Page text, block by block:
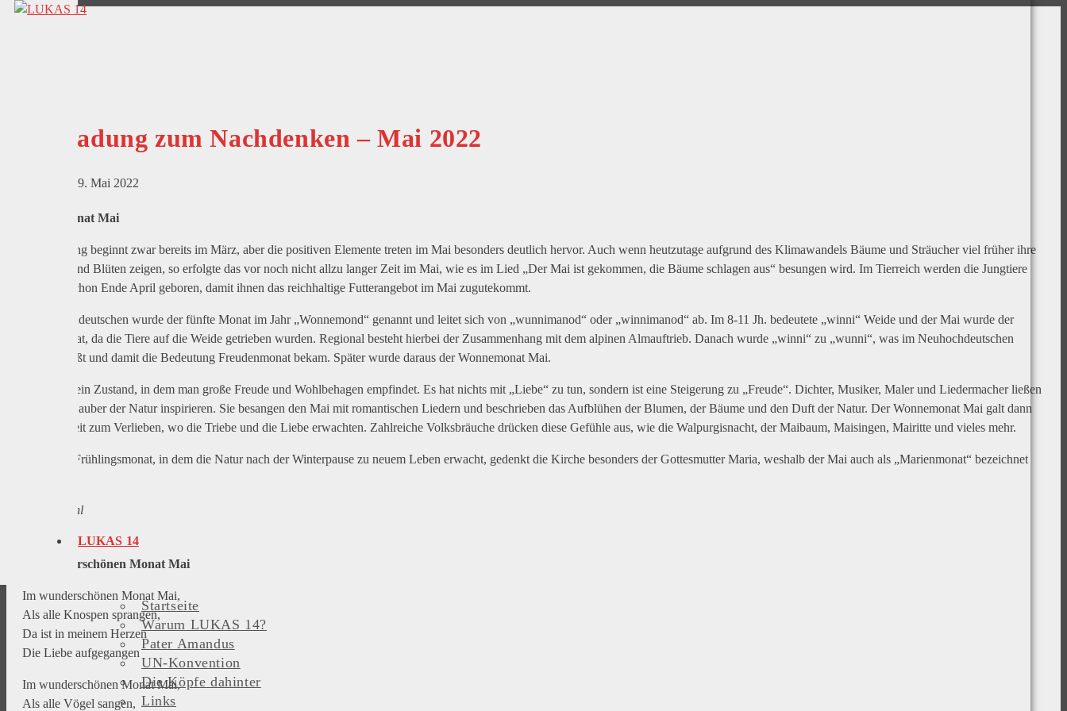
LUKAS 14
Startseite
Warum LUKAS 14?
Pater Amandus
UN-Konvention
Die Köpfe dahinter
Links
Einladung zum Nachdenken – Mai 2022
9. Mai 2022
Wonnemonat Mai
Der Frühling beginnt zwar bereits im März, aber die positiven Elemente treten im Mai besonders deutlich hervor. Auch wenn heutzutage aufgrund des Klimawandels Bäume und Sträucher viel früher ihre
Knospen und Blüten zeigen, so erfolgte das vor noch nicht allzu langer Zeit im Mai, wie es im Lied „Der Mai ist gekommen, die Bäume schlagen aus“ besungen wird. Im Tierreich werden die Jungtiere
meistens schon Ende April geboren, damit ihnen das reichhaltige Futterangebot im Mai zugutekommt.
Im Althochdeutschen wurde der fünfte Monat im Jahr „Wonnemond“ genannt und leitet sich von „wunnimanod“ oder „winnimanod“ ab. Im 8-11 Jh. bedeutete „winni“ Weide und der Mai wurde der
Weidemonat, da die Tiere auf die Weide getrieben wurden. Regional besteht hierbei der Zusammenhang mit dem alpinen Almauftrieb. Danach wurde „winni“ zu „wunni“, was im Neuhochdeutschen
Wonne heißt und damit die Bedeutung Freudenmonat bekam. Später wurde daraus der Wonnemonat Mai.
Wonne ist ein Zustand, in dem man große Freude und Wohlbehagen empfindet. Es hat nichts mit „Liebe“ zu tun, sondern ist eine Steigerung zu „Freude“. Dichter, Musiker, Maler und Liedermacher ließen
sich vom Zauber der Natur inspirieren. Sie besangen den Mai mit romantischen Liedern und beschrieben das Aufblühen der Blumen, der Bäume und den Duft der Natur. Der Wonnemonat Mai galt dann
auch als Zeit zum Verlieben, wo die Triebe und die Liebe erwachten. Zahlreiche Volksbräuche drücken diese Gefühle aus, wie die Walpurgisnacht, der Maibaum, Maisingen, Mairitte und vieles mehr.
In diesem Frühlingsmonat, in dem die Natur nach der Winterpause zu neuem Leben erwacht, gedenkt die Kirche besonders der Gottesmutter Maria, weshalb der Mai auch als „Marienmonat“ bezeichnet
Patricia Ehl
Im wunderschönen Monat Mai
Im wunderschönen Monat Mai,
Als alle Knospen sprangen,
Da ist in meinem Herzen
Die Liebe aufgegangen
Im wunderschönen Monat Mai,
Als alle Vögel sangen,